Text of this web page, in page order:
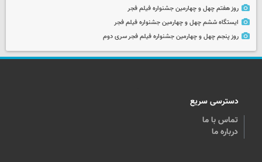
روز هفتم چهل و چهارمین جشنواره فیلم فجر
ایستگاه ششم چهل و چهارمین جشنواره فیلم فجر
روز پنجم چهل و چهارمین جشنواره فیلم فجر سری دوم
دسترسی سریع
تماس با ما
درباره ما